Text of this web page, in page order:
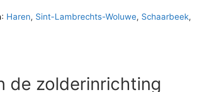
: Haren, Sint-Lambrechts-Woluwe, Schaarbeek,
de zolderinrichting